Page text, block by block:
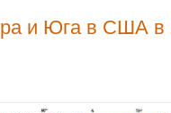
и Юга в США в